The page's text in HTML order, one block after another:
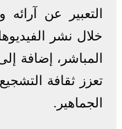
التعبير عن
خلال نشر
المباشر، إضافة
تعزز ثقافة
الجماهير.